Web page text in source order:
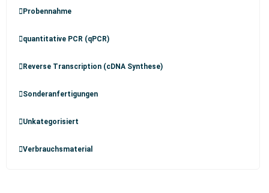
Probennahme
quantitative PCR (qPCR)
Reverse Transcription (cDNA Synthese)
Sonderanfertigungen
Unkategorisiert
Verbrauchsmaterial